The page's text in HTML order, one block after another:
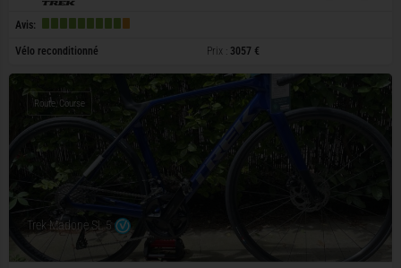
Avis:
Vélo reconditionné Prix : 3057 €
Trek Madone SL 5
Route, Course